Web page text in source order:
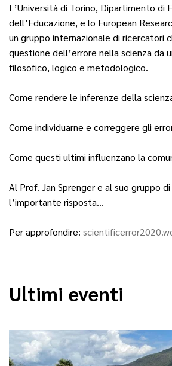
L’Università di Torino, Dipartimento di
dell’Educazione, e lo European
un gruppo internazionale di ricercatori
questione dell’errore nella scienza da
filosofico, logico e metodologico.
Come rendere le inferenze della
Come individuarne e correggere gli
Come questi ultimi influenzano la
Al Prof. Jan Sprenger e al suo gruppo
l’importante risposta…
Per approfondire:
Ultimi eventi